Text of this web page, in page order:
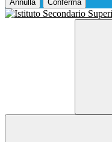
Annulla Conferma